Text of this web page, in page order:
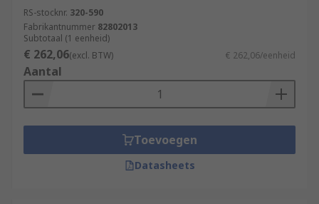
RS-stocknr. 320-590
Fabrikantnummer 82802013
Subtotaal (1 eenheid)
€ 262,06(excl. BTW) € 262,06/eenheid
Aantal
Toevoegen
Datasheets